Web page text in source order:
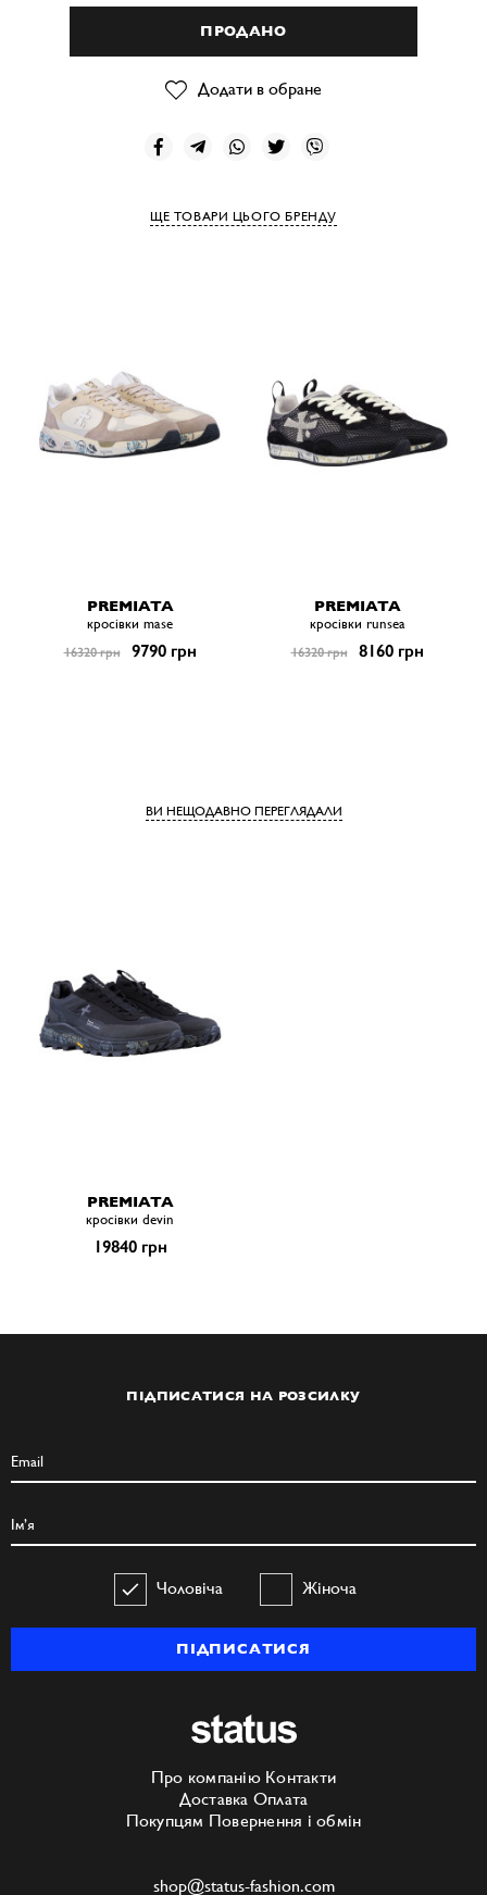
ПРОДАНО
Додати в обране
ЩЕ ТОВАРИ ЦЬОГО БРЕНДУ
PREMIATA
кросівки mase
16320 грн 9790 грн
PREMIATA
кросівки runsea
16320 грн 8160 грн
ВИ НЕЩОДАВНО ПЕРЕГЛЯДАЛИ
PREMIATA
кросівки devin
19840 грн
ПІДПИСАТИСЯ НА РОЗСИЛКУ
Чоловіча Жіноча
ПІДПИСАТИСЯ
Про компанію Контакти
Доставка Оплата
Покупцям Повернення і обмін
shop@status-fashion.com